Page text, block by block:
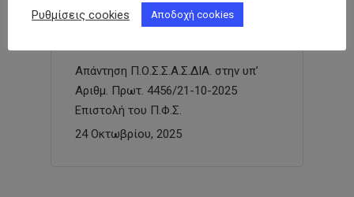
Απάντηση Π.Ο.Σ.Σ.Α.Σ.ΔΙΑ. στην υπ’
Αριθμ. Πρωτ. 4456/21-10-2025
Επιστολή του Π.Φ.Σ.
24 Οκτωβρίου, 2025
Ρυθμίσεις cookies Αποδοχή cookies